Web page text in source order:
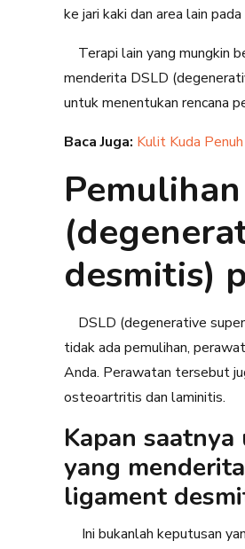
ke jari kaki dan area lain
Terapi lain yang mungkin
menderita DSLD
untuk menentukan rencana
Baca Juga: Kulit Kuda
desmitis)
DSLD (degenerative
tidak ada pemulihan,
Anda. Perawatan tersebut
osteoartritis dan laminitis.
Kapan
yang
ligament
Ini bukanlah keputusan